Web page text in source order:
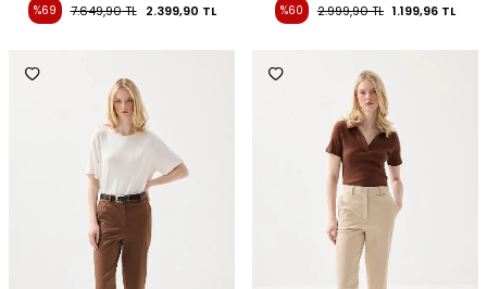
%69 7.649,90TL 2.399,90 TL %60 2.999,90TL 1.199,96 TL